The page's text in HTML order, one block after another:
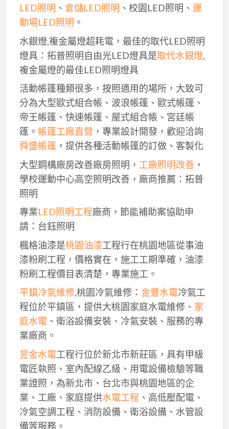
LED照明 、 倉儲LED照明 、校園LED照明、 運
動場LED照明 。
水銀燈,複金屬燈超耗電，最佳的取代LED照明
燈具：拓普照明自由光LED燈具是取代水銀燈,
複金屬燈的最佳LED照明燈具
活動帳篷種類很多，按照適用的場所，大致可
分為大型歐式組合帳、波浪帳篷、歐式帳篷、
帝王帳篷、快速帳篷、屋式組合帳、宮廷帳
篷。 帳篷工廠直營 ，專業設計開發，歡迎洽詢
舜盛帳篷，提供各種活動帳篷的訂做、客製化
大型鋼構廠房改善廠房照明， 工廠照明改善，
學校運動中心高空照明改善，廠商推薦：拓普
照明
專業LED照明工程廠商，節能補助案協助申
請：台鈺照明
楓格油漆是桃園油漆工程行在桃園地區從事油
漆粉刷工程，價格實在，施工工期準確，油漆
粉刷工程價目表清楚，專業施工。
平鎮冷氣維修,桃園冷氣維修： 金豐水電冷氣工
程位於平鎮區，提供大桃園家庭水電維修、 家
庭水電、衛浴設備安裝、冷氣安裝、服務的專
業廠商。
昱金水電工程行位於新北市新莊區，具有甲級
電匠執照、室內配線乙級、用電設備檢驗等職
業證照，為新北市、台北市與桃園地區的企
業、工廠、家庭提供水電工程 、高低壓配電、
冷氣空調工程、消防設備、衛浴設備、水管設
備等服務。